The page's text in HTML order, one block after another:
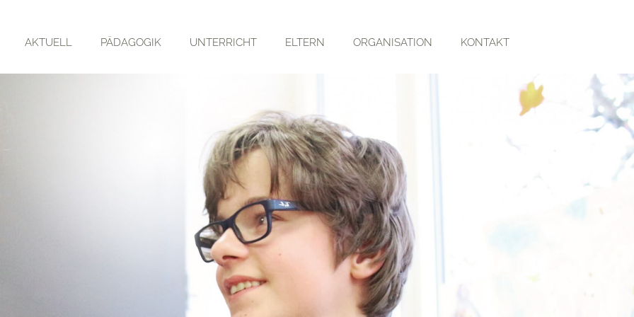
AKTUELL PÄDAGOGIK UNTERRICHT ELTERN ORGANISATION KONTAKT